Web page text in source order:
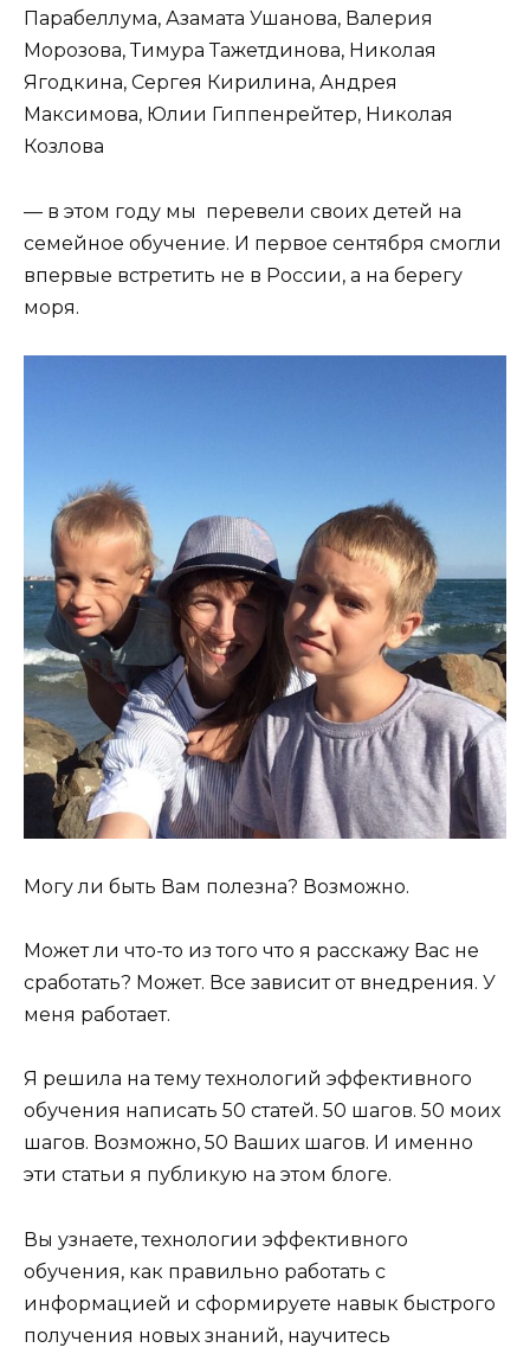
Парабеллума, Азамата Ушанова, Валерия
Морозова, Тимура Тажетдинова, Николая
Ягодкина, Сергея Кирилина, Андрея
Максимова, Юлии Гиппенрейтер, Николая
Козлова
— в этом году мы перевели своих детей на
семейное обучение. И первое сентября смогли
впервые встретить не в России, а на берегу
моря.
Могу ли быть Вам полезна? Возможно.
Может ли что-то из того что я расскажу Вас не
сработать? Может. Все зависит от внедрения. У
меня работает.
Я решила на тему технологий эффективного
обучения написать 50 статей. 50 шагов. 50 моих
шагов. Возможно, 50 Ваших шагов. И именно
эти статьи я публикую на этом блоге.
Вы узнаете, технологии эффективного
обучения, как правильно работать с
информацией и сформируете навык быстрого
получения новых знаний, научитесь